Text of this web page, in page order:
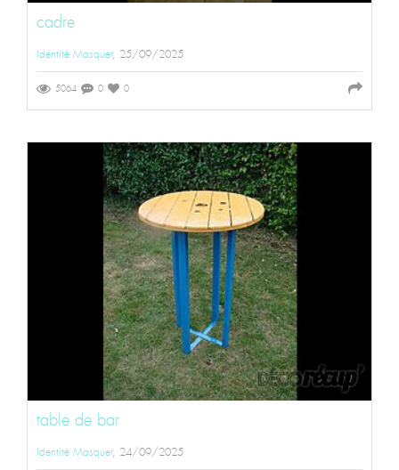
cadre
Identité Masquer, 25/09/2025
5064 0 0
table de bar
Identité Masquer, 24/09/2025